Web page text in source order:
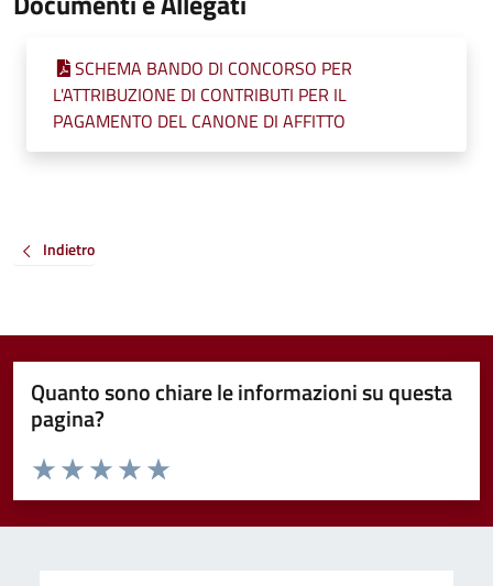
SCHEMA BANDO DI CONCORSO PER
L'ATTRIBUZIONE DI CONTRIBUTI PER IL
PAGAMENTO DEL CANONE DI AFFITTO
Indietro
Quanto sono chiare le informazioni su questa
pagina?
Valuta da 1 a 5 stelle la pagina
Valuta 5 stelle su 5
Valuta 4 stelle su 5
Valuta 3 stelle su 5
Valuta 2 stelle su 5
Valuta 1 stelle su 5